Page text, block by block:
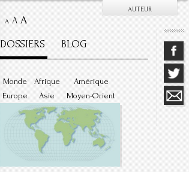
AUTEUR
A A A
DOSSIERS BLOG
Monde
Europe
Afrique
Asie
Amérique
Moyen-Orient